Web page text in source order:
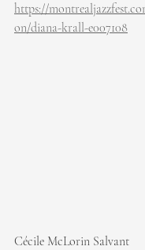
https://
on/diana-krall-e007108
Cécile McLorin Salvant